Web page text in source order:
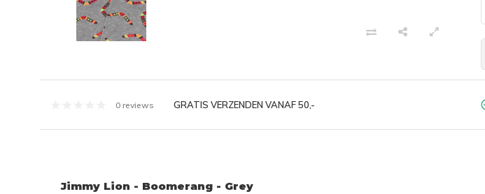
0 reviews GRATIS VERZENDEN VANAF 50,-
Jimmy Lion - Boomerang - Grey